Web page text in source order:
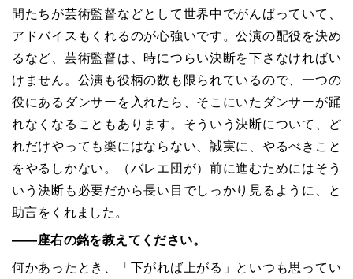
間たちが芸術監督などとして世界中でがんばっていて、
アドバイスもくれるのが心強いです。公演の配役を決め
るなど、芸術監督は、時につらい決断を下さなければい
けません。公演も役柄の数も限られているので、一つの
役にあるダンサーを入れたら、そこにいたダンサーが踊
れなくなることもあります。そういう決断について、ど
れだけやっても楽にはならない、誠実に、やるべきこと
をやるしかない。（バレエ団が）前に進むためにはそう
いう決断も必要だから長い目でしっかり見るように、と
助言をくれました。
――座右の銘を教えてください。
何かあったとき、「下がれば上がる」といつも思ってい